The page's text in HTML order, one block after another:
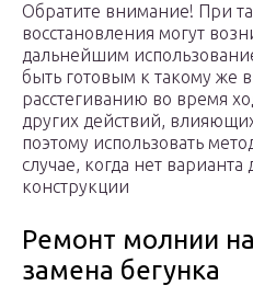
Обратите внимание! При
восстановления могут
дальнейшим
быть готовым к такому же
расстегиванию во время
других действий,
поэтому использовать
случае, когда нет
конструкции
Ремонт молнии
замена бегунка